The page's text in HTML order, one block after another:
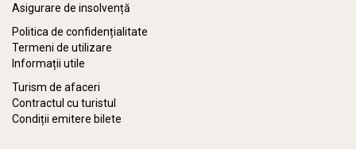
Asigurare de insolvență
Politica de confidențialitate
Termeni de utilizare
Informații utile
Turism de afaceri
Contractul cu turistul
Condiții emitere bilete